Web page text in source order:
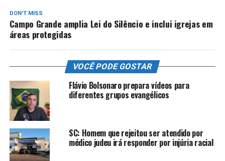
DON'T MISS
Campo Grande amplia Lei do Silêncio e inclui igrejas em
áreas protegidas
VOCÊ PODE GOSTAR
Flávio Bolsonaro prepara vídeos para
diferentes grupos evangélicos
SC: Homem que rejeitou ser atendido por
médico judeu irá responder por injúria racial